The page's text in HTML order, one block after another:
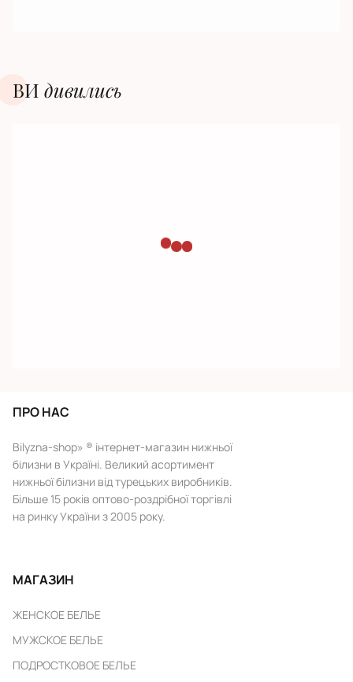
ВИ дивилиcь
ПРО НАС
Bilyzna-shop» ® інтернет-магазин нижньої
білизни в Україні. Великий асортимент
нижньої білизни від турецьких виробників.
Більше 15 років оптово-роздрібної торгівлі
на ринку України з 2005 року.
МАГАЗИН
ЖЕНСКОЕ БЕЛЬЕ
МУЖСКОЕ БЕЛЬЕ
ПОДРОСТКОВОЕ БЕЛЬЕ